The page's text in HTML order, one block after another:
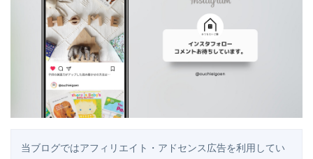
当ブログではアフィリエイト・アドセンス広告を利用してい